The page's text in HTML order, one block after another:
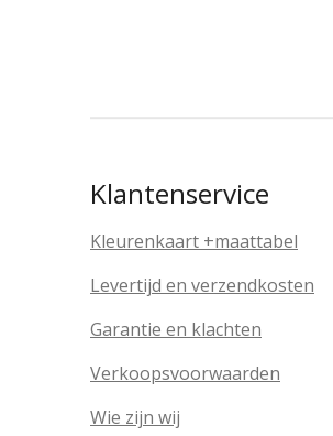
Klantenservice
Kleurenkaart +maattabel
Levertijd en verzendkosten
Garantie en klachten
Verkoopsvoorwaarden
Wie zijn wij